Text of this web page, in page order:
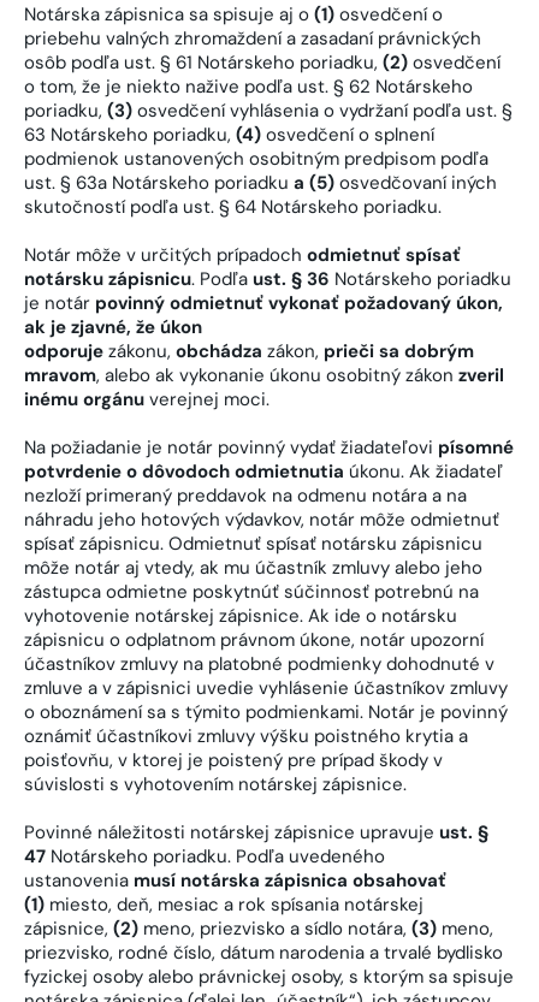
Notárska zápisnica sa spisuje aj o (1) osvedčení o
priebehu valných zhromaždení a zasadaní právnických
osôb podľa ust. § 61 Notárskeho poriadku, (2) osvedčení
o tom, že je niekto nažive podľa ust. § 62 Notárskeho
poriadku, (3) osvedčení vyhlásenia o vydržaní podľa ust. §
63 Notárskeho poriadku, (4) osvedčení o splnení
podmienok ustanovených osobitným predpisom podľa
ust. § 63a Notárskeho poriadku a (5) osvedčovaní iných
skutočností podľa ust. § 64 Notárskeho poriadku.
Notár môže v určitých prípadoch odmietnuť spísať
notársku zápisnicu. Podľa ust. § 36 Notárskeho poriadku
je notár povinný odmietnuť vykonať požadovaný úkon,
ak je zjavné, že úkon
odporuje zákonu, obchádza zákon, prieči sa dobrým
mravom, alebo ak vykonanie úkonu osobitný zákon zveril
inému orgánu verejnej moci.
Na požiadanie je notár povinný vydať žiadateľovi písomné
potvrdenie o dôvodoch odmietnutia úkonu. Ak žiadateľ
nezloží primeraný preddavok na odmenu notára a na
náhradu jeho hotových výdavkov, notár môže odmietnuť
spísať zápisnicu. Odmietnuť spísať notársku zápisnicu
môže notár aj vtedy, ak mu účastník zmluvy alebo jeho
zástupca odmietne poskytnúť súčinnosť potrebnú na
vyhotovenie notárskej zápisnice. Ak ide o notársku
zápisnicu o odplatnom právnom úkone, notár upozorní
účastníkov zmluvy na platobné podmienky dohodnuté v
zmluve a v zápisnici uvedie vyhlásenie účastníkov zmluvy
o oboznámení sa s týmito podmienkami. Notár je povinný
oznámiť účastníkovi zmluvy výšku poistného krytia a
poisťovňu, v ktorej je poistený pre prípad škody v
súvislosti s vyhotovením notárskej zápisnice.
Povinné náležitosti notárskej zápisnice upravuje ust. §
47 Notárskeho poriadku. Podľa uvedeného
ustanovenia musí notárska zápisnica obsahovať
(1) miesto, deň, mesiac a rok spísania notárskej
zápisnice, (2) meno, priezvisko a sídlo notára, (3) meno,
priezvisko, rodné číslo, dátum narodenia a trvalé bydlisko
fyzickej osoby alebo právnickej osoby, s ktorým sa spisuje